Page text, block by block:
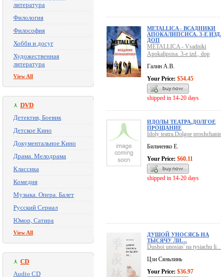
литература
Филология
Философия
Хобби и досуг
Художественная
литература
View All
DVD
Детектив, Боевик
Детское Кино
Документальное Кино
Драма. Мелодрама
Классика
Комедия
Музыка. Опера. Балет
Русский Сериал
Юмор, Сатира
View All
CD
Audio CD
METALLICA - ВСАДНИКИ
АПОКАЛИПСИСА. 3-Е
ДОП
METALLICA - Vsadniki
Apokalipsisa. 3-e izd., dop
Галин А.В.
Your Price: $54.45
shipped in 14-20 days
ИДОЛЫ ТЕАТРА.ДОЛГОЕ
ПРОЩАНИЕ
Idoly teatra.Dolgoe proshchanie
Бильченко Е.
Your Price: $60.11
shipped in 14-20 days
ДУШОЙ УНОСЯСЬ НА
ТЫСЯЧУ ЛИ…
Dushoi unosias' na tysiachu
Цзи Сяньлинь
Your Price: $36.97